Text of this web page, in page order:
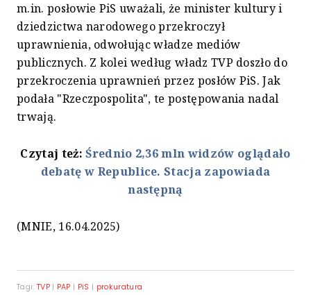
m.in. posłowie PiS uważali, że minister kultury i
dziedzictwa narodowego przekroczył
uprawnienia, odwołując władze mediów
publicznych. Z kolei według władz TVP doszło do
przekroczenia uprawnień przez posłów PiS. Jak
podała "Rzeczpospolita", te postępowania nadal
trwają.
Czytaj też:Średnio 2,36 mln widzów oglądało
debatę w Republice. Stacja zapowiada
następną
(MNIE, 16.04.2025)
Tagi: TVP| PAP | PiS | prokuratura